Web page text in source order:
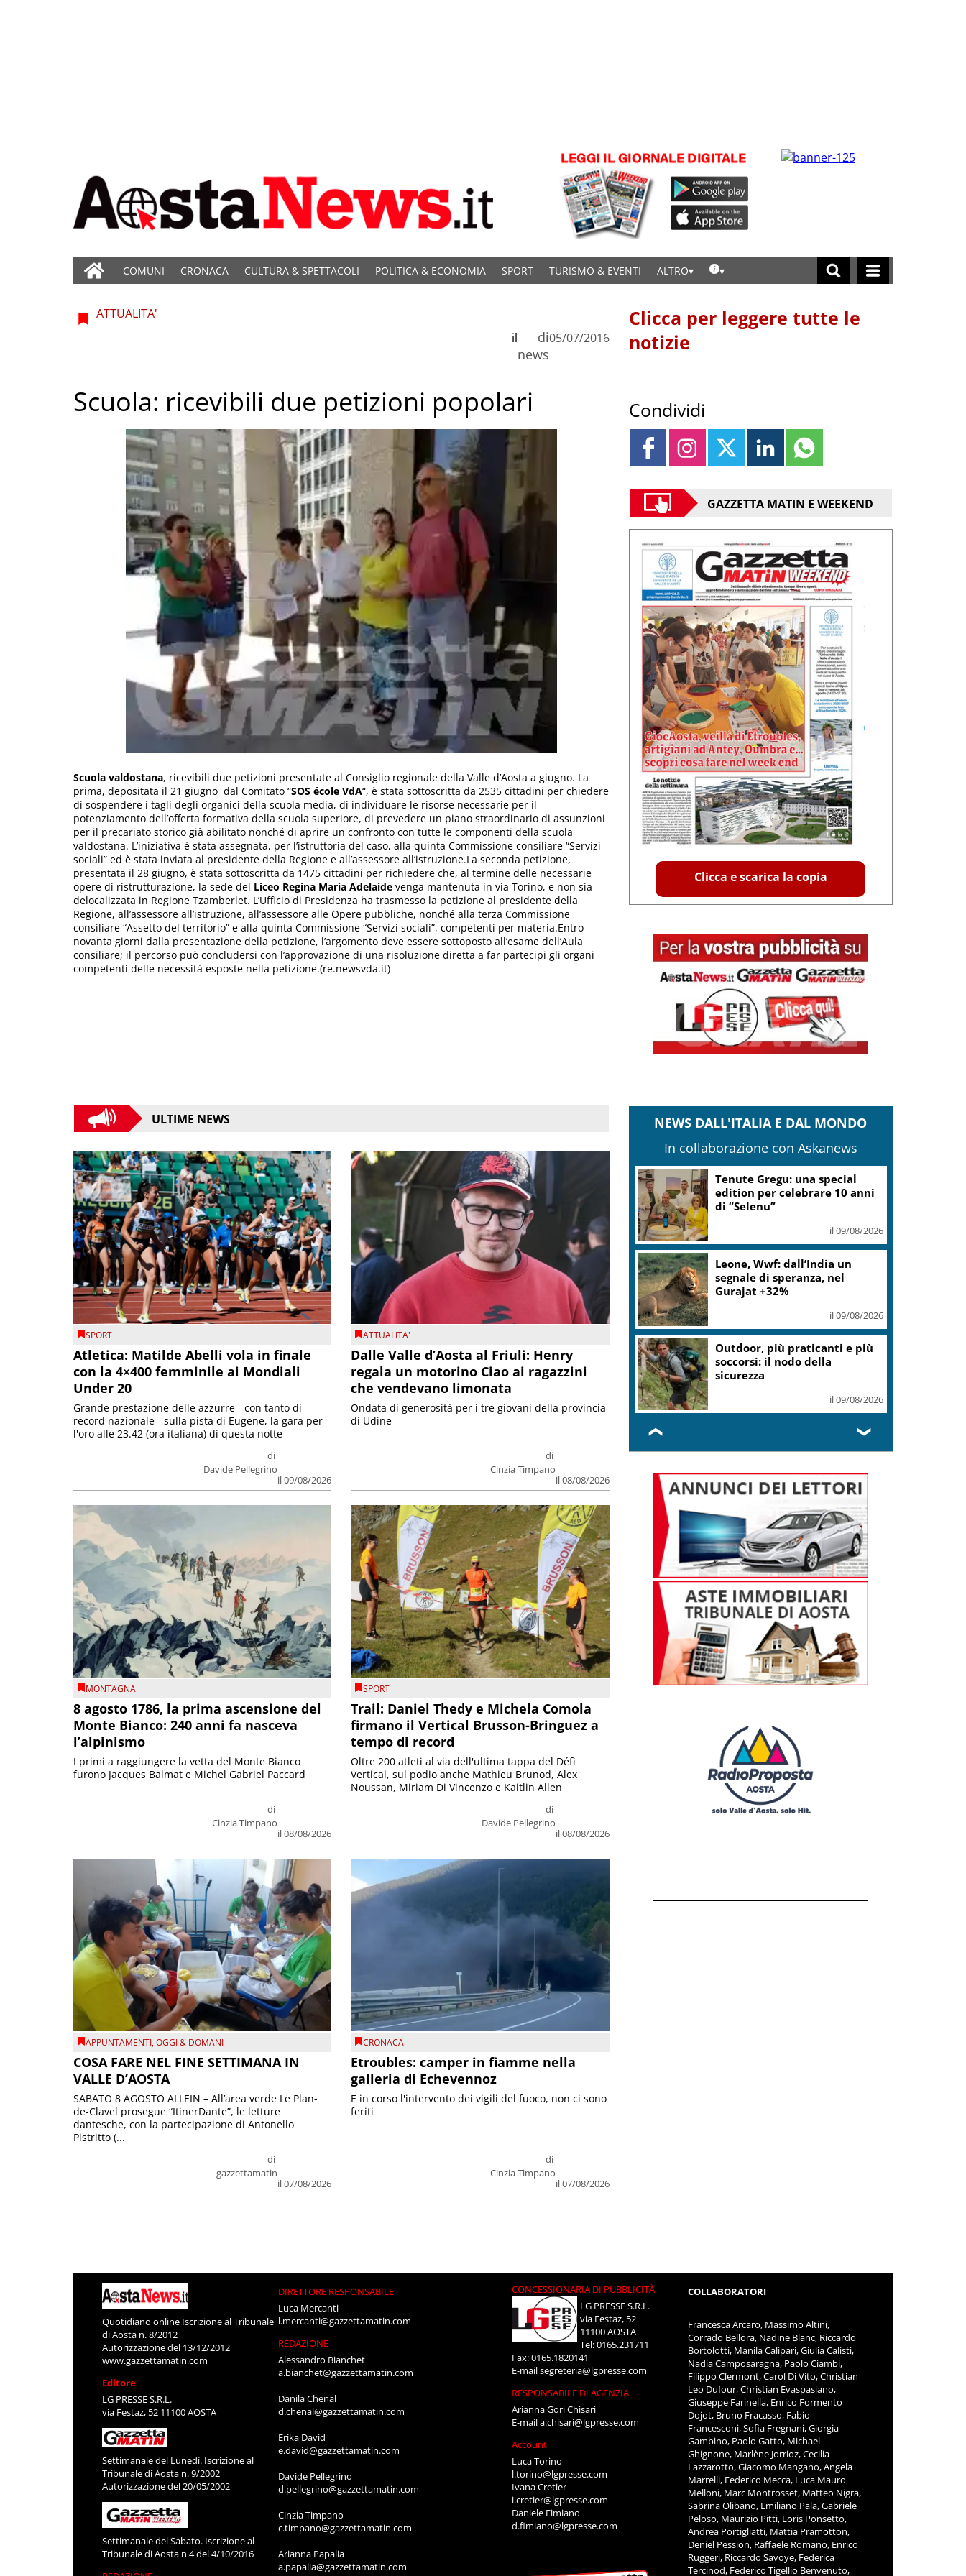
COMUNI CRONACA CULTURA & SPETTACOLI POLITICA & ECONOMIA SPORT TURISMO & EVENTI ALTRO
ATTUALITA'
di
news
il 05/07/2016
Scuola: ricevibili due petizioni popolari
Scuola valdostana, ricevibili due petizioni presentate al Consiglio regionale della Valle d’Aosta a giugno. La
prima, depositata il 21 giugno dal Comitato “SOS école VdA“, è stata sottoscritta da 2535 cittadini per chiedere
di sospendere i tagli degli organici della scuola media, di individuare le risorse necessarie per il
potenziamento dell’offerta formativa della scuola superiore, di prevedere un piano straordinario di assunzioni
per il precariato storico già abilitato nonché di aprire un confronto con tutte le componenti della scuola
valdostana. L’iniziativa è stata assegnata, per l’istruttoria del caso, alla quinta Commissione consiliare “Servizi
sociali” ed è stata inviata al presidente della Regione e all’assessore all’istruzione.La seconda petizione,
presentata il 28 giugno, è stata sottoscritta da 1475 cittadini per richiedere che, al termine delle necessarie
opere di ristrutturazione, la sede del Liceo Regina Maria Adelaide venga mantenuta in via Torino, e non sia
delocalizzata in Regione Tzamberlet. L’Ufficio di Presidenza ha trasmesso la petizione al presidente della
Regione, all’assessore all’istruzione, all’assessore alle Opere pubbliche, nonché alla terza Commissione
consiliare “Assetto del territorio” e alla quinta Commissione “Servizi sociali”, competenti per materia.Entro
novanta giorni dalla presentazione della petizione, l’argomento deve essere sottoposto all’esame dell’Aula
consiliare; il percorso può concludersi con l’approvazione di una risoluzione diretta a far partecipi gli organi
competenti delle necessità esposte nella petizione.(re.newsvda.it)
ULTIME NEWS
SPORT
Atletica: Matilde Abelli vola in finale
con la 4×400 femminile ai Mondiali
Under 20
di
Davide Pellegrino
il 09/08/2026
Grande prestazione delle azzurre - con tanto di
record nazionale - sulla pista di Eugene, la gara per
l'oro alle 23.42 (ora italiana) di questa notte
ATTUALITA'
Dalle Valle d’Aosta al Friuli: Henry
regala un motorino Ciao ai ragazzini
che vendevano limonata
di
Cinzia Timpano
il 08/08/2026
Ondata di generosità per i tre giovani della provincia
di Udine
MONTAGNA
8 agosto 1786, la prima ascensione del
Monte Bianco: 240 anni fa nasceva
l’alpinismo
di
Cinzia Timpano
il 08/08/2026
I primi a raggiungere la vetta del Monte Bianco
furono Jacques Balmat e Michel Gabriel Paccard
SPORT
Trail: Daniel Thedy e Michela Comola
firmano il Vertical Brusson-Bringuez a
tempo di record
di
Davide Pellegrino
il 08/08/2026
Oltre 200 atleti al via dell'ultima tappa del Défì
Vertical, sul podio anche Mathieu Brunod, Alex
Noussan, Miriam Di Vincenzo e Kaitlin Allen
APPUNTAMENTI,OGGI & DOMANI
COSA FARE NEL FINE SETTIMANA IN
VALLE D’AOSTA
di
gazzettamatin
il 07/08/2026
SABATO 8 AGOSTO ALLEIN – All’area verde Le Plan-
de-Clavel prosegue “ItinerDante”, le letture
dantesche, con la partecipazione di Antonello
Pistritto (...
CRONACA
Etroubles: camper in fiamme nella
galleria di Echevennoz
di
Cinzia Timpano
il 07/08/2026
E in corso l'intervento dei vigili del fuoco, non ci sono
feriti
Clicca per leggere tutte le
notizie
Condividi
GAZZETTA MATIN E WEEKEND
Clicca e scarica la copia
NEWS DALL'ITALIA E DAL MONDO
In collaborazione con Askanews
Fornacelle apre “Vinoteka”
spazio degustazione nel cuore
di Bolgheri
il 09/08/2026
Iran, Mojtaba Khamenei ha
incontrato Pezeshkian
il 09/08/2026
Gaza, Israele respinge il piano
in 15 punti del Board of Peace
❮ ❯
Quotidiano online Iscrizione al Tribunale
di Aosta n. 8/2012
Autorizzazione del 13/12/2012
www.gazzettamatin.com
Editore
LG PRESSE S.R.L.
via Festaz, 52 11100 AOSTA
Settimanale del Lunedì. Iscrizione al
Tribunale di Aosta n. 9/2002
Autorizzazione del 20/05/2002
Settimanale del Sabato. Iscrizione al
Tribunale di Aosta n.4 del 4/10/2016
DIRETTORE RESPONSABILE
Luca Mercanti
l.mercanti@gazzettamatin.com
REDAZIONE
Alessandro Bianchet
a.bianchet@gazzettamatin.com
Danila Chenal
d.chenal@gazzettamatin.com
Erika David
e.david@gazzettamatin.com
Davide Pellegrino
d.pellegrino@gazzettamatin.com
Cinzia Timpano
c.timpano@gazzettamatin.com
Arianna Papalia
a.papalia@gazzettamatin.com
CONCESSIONARIA DI PUBBLICITÀ
LG PRESSE S.R.L.
via Festaz, 52
11100 AOSTA
Tel: 0165.231711
Fax: 0165.1820141
E-mailsegreteria@lgpresse.com
RESPONSABILE DI AGENZIA
Arianna Gori Chisari
E-maila.chisari@lgpresse.com
Account
Luca Torino
l.torino@lgpresse.com
Ivana Cretier
i.cretier@lgpresse.com
Daniele Fimiano
d.fimiano@lgpresse.com
COLLABORATORI
Francesca Arcaro, Massimo Altini,
Corrado Bellora, Nadine Blanc, Riccardo
Bortolotti, Manila Calipari, Giulia Calisti,
Nadia Camposaragna, Paolo Ciambi,
Filippo Clermont, Carol Di Vito, Christian
Leo Dufour, Christian Evaspasiano,
Giuseppe Farinella, Enrico Formento
Dojot, Bruno Fracasso, Fabio
Francesconi, Sofia Fregnani, Giorgia
Gambino, Paolo Gatto, Michael
Ghignone, Marlène Jorrioz, Cecilia
Lazzarotto, Giacomo Mangano, Angela
Marrelli, Federico Mecca, Luca Mauro
Melloni, Marc Montrosset, Matteo Nigra,
Sabrina Olibano, Emiliano Pala, Gabriele
Peloso, Maurizio Pitti, Loris Ponsetto,
Andrea Portigliatti, Mattia Pramotton,
Deniel Pession, Raffaele Romano, Enrico
Ruggeri, Riccardo Savoye, Federica
Tercinod, Federico Tigellio Benvenuto,